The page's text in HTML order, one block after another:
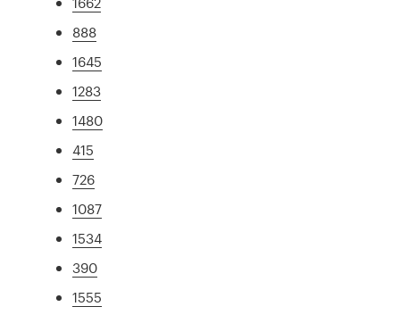
888
1645
1283
1480
415
726
1087
1534
390
1555